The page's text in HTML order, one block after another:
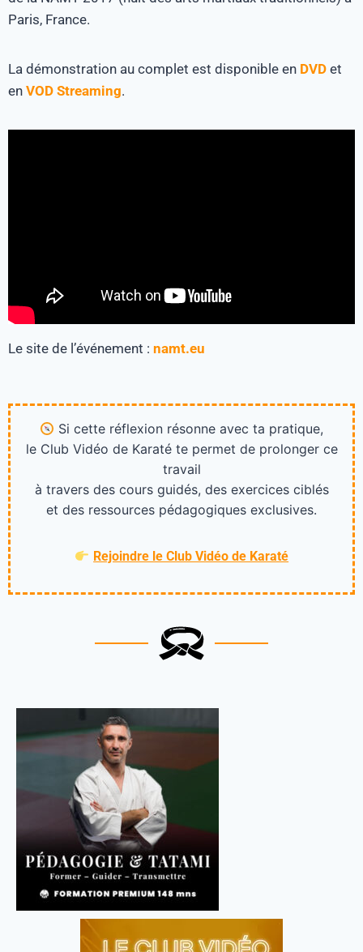
Paris, France.
La démonstration au complet est disponible en DVD et
en VOD Streaming.
Le site de l’événement : namt.eu
Si cette réflexion résonne avec ta pratique,
le Club Vidéo de Karaté te permet de prolonger ce
travail
à travers des cours guidés, des exercices ciblés
et des ressources pédagogiques exclusives.
Rejoindre le Club Vidéo de Karaté